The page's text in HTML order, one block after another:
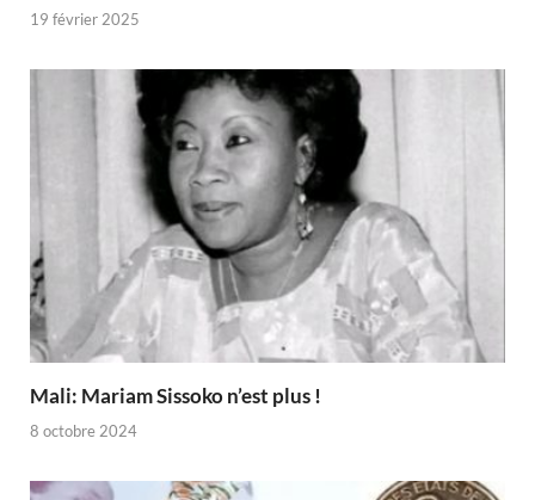
19 février 2025
Mali: Mariam Sissoko n’est plus !
8 octobre 2024